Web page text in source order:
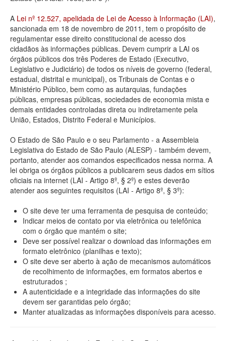
Contato
A Lei nº 12.527, apelidada de Lei de Acesso à Informação (LAI),
sancionada em 18 de novembro de 2011, tem o propósito de
regulamentar esse direito constitucional de acesso dos
cidadãos às informações públicas. Devem cumprir a LAI os
órgãos públicos dos três Poderes de Estado (Executivo,
Legislativo e Judiciário) de todos os níveis de governo (federal,
estadual, distrital e municipal), os Tribunais de Contas e o
Ministério Público, bem como as autarquias, fundações
públicas, empresas públicas, sociedades de economia mista e
demais entidades controladas direta ou indiretamente pela
União, Estados, Distrito Federal e Municípios.
O Estado de São Paulo e o seu Parlamento - a Assembleia
Legislativa do Estado de São Paulo (ALESP) - também devem,
portanto, atender aos comandos especificados nessa norma. A
lei obriga os órgãos públicos a publicarem seus dados em sítios
oficiais na internet (LAI - Artigo 8º, § 2º) e estes deverão
atender aos seguintes requisitos (LAI - Artigo 8º, § 3º):
O site deve ter uma ferramenta de pesquisa de conteúdo;
Indicar meios de contato por via eletrônica ou telefônica
com o órgão que mantém o site;
Deve ser possível realizar o download das informações em
formato eletrônico (planilhas e texto);
O site deve ser aberto à ação de mecanismos automáticos
de recolhimento de informações, em formatos abertos e
estruturados ;
A autenticidade e a integridade das informações do site
devem ser garantidas pelo órgão;
Manter atualizadas as informações disponíveis para acesso.